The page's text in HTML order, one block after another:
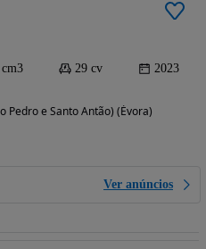
29 cv 2023
Pedro e Santo Antão) (Évora)
Ver anúncios